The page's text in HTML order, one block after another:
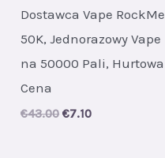
Dostawca Vape RockMe
50K, Jednorazowy Vape
na 50000 Pali, Hurtowa
Cena
€43.00 Original
€7.10Current